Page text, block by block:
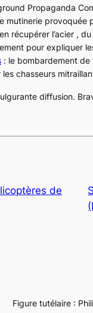
Propaganda
provoquée
récupérer l’acier ,
pour expliquer
: le bombardement
chasseurs
diffusion.
de
Figure tutélaire :